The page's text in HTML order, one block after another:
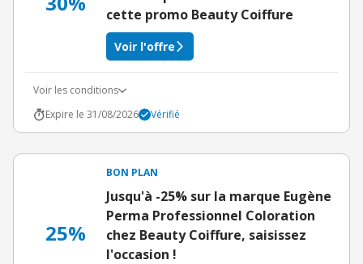
cette promo Beauty Coiffure
Voir l'offre
Voir les conditions
Expire le 31/08/2026
Vérifié
25%
BON PLAN
Jusqu'à -25% sur la marque Eugène
Perma Professionnel Coloration
chez Beauty Coiffure, saisissez
l'occasion !